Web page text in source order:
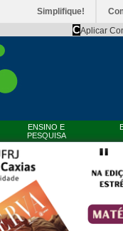
Simplifique!
CAplicar
ENSINO E
PESQUISA